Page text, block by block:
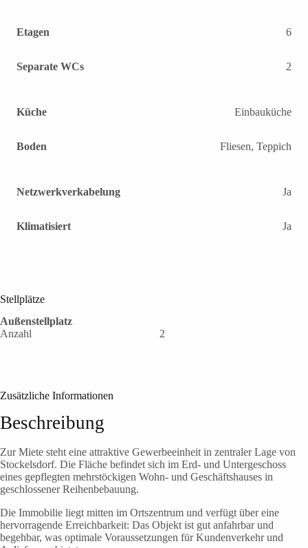
Etagen 6
Separate WCs 2
Küche Einbauküche
Boden Fliesen, Teppich
Netzwerkverkabelung Ja
Klimatisiert Ja
Stellplätze
Außenstellplatz
Anzahl
2
Zusätzliche Informationen
Beschreibung
Zur Miete steht eine attraktive Gewerbeeinheit in zentraler Lage von
Stockelsdorf. Die Fläche befindet sich im Erd- und Untergeschoss
eines gepflegten mehrstöckigen Wohn- und Geschäftshauses in
geschlossener Reihenbebauung.
Die Immobilie liegt mitten im Ortszentrum und verfügt über eine
hervorragende Erreichbarkeit: Das Objekt ist gut anfahrbar und
begehbar, was optimale Voraussetzungen für Kundenverkehr und